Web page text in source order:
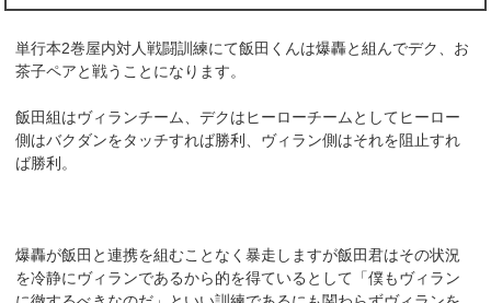
単行本2巻屋内対人戦闘訓練にて飯田くんは爆轟と組んでデク、お
茶子ペアと戦うことになります。
飯田組はヴィランチーム、デクはヒーローチームとしてヒーロー
側はバクダンをタッチすれば勝利、ヴィラン側はそれを阻止すれ
ば勝利。
爆轟が飯田と連携を組むことなく暴走しますが飯田君はその状況
を冷静にヴィランであるから的を得ているとして「僕もヴィラン